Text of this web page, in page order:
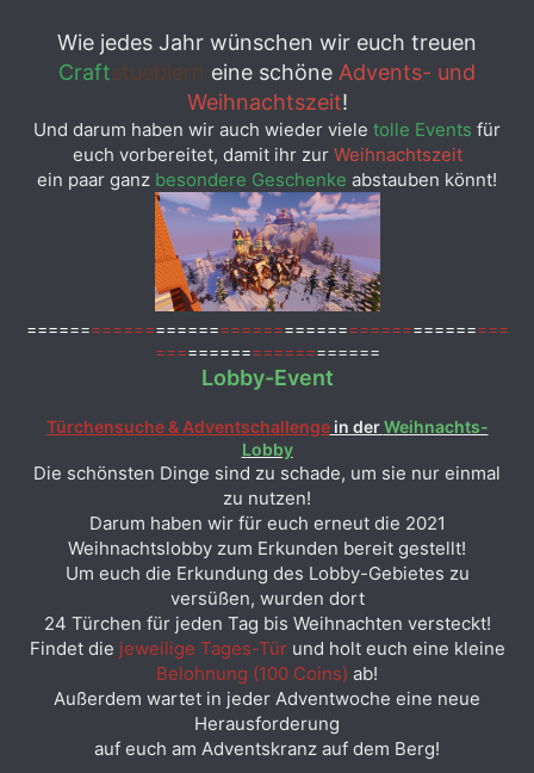
Wie jedes Jahr wünschen wir euch treuen
Craftstueblern eine schöne Advents- und
Weihnachtszeit!
Und darum haben wir auch wieder viele tolle Events für
euch vorbereitet, damit ihr zur Weihnachtszeit
ein paar ganz besondere Geschenke abstauben könnt!
=============================================
=====================
Lobby-Event
Türchensuche & Adventschallengein derWeihnachts-
Lobby
Die schönsten Dinge sind zu schade, um sie nur einmal
zu nutzen!
Darum haben wir für euch erneut die 2021
Weihnachtslobby zum Erkunden bereit gestellt!
Um euch die Erkundung des Lobby-Gebietes zu
versüßen, wurden dort
24 Türchen für jeden Tag bis Weihnachten versteckt!
Findet die jeweilige Tages-Türund holt euch eine kleine
Belohnung (100 Coins) ab!
Außerdem wartet in jeder Adventwoche eine neue
Herausforderung
auf euch am Adventskranz auf dem Berg!